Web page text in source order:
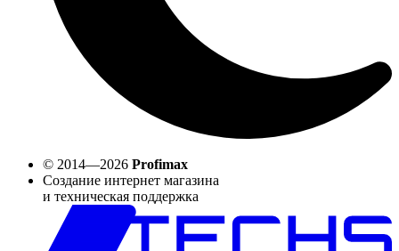
© 2014—2026 Profimax
Создание интернет магазина
и техническая поддержка